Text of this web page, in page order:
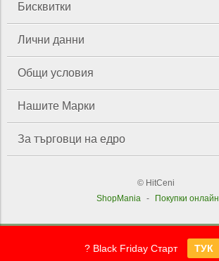
Бисквитки
Лични данни
Общи условия
Нашите Марки
За търговци на едро
© HitCeni
ShopMania - Покупки онлайн
? Black Friday Старт ТУК